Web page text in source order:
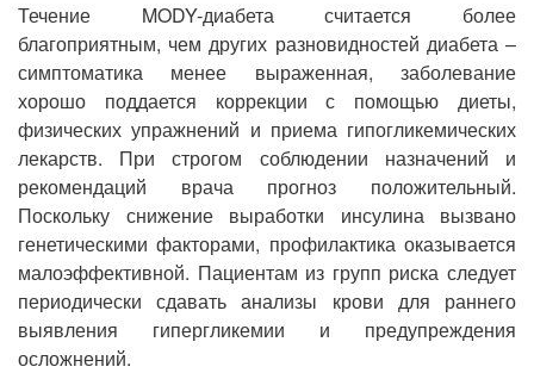
Течение MODY-диабета считается более
благоприятным, чем других разновидностей диабета –
симптоматика менее выраженная, заболевание
хорошо поддается коррекции с помощью диеты,
физических упражнений и приема гипогликемических
лекарств. При строгом соблюдении назначений и
рекомендаций врача прогноз положительный.
Поскольку снижение выработки инсулина вызвано
генетическими факторами, профилактика оказывается
малоэффективной. Пациентам из групп риска следует
периодически сдавать анализы крови для раннего
выявления гипергликемии и предупреждения
осложнений.